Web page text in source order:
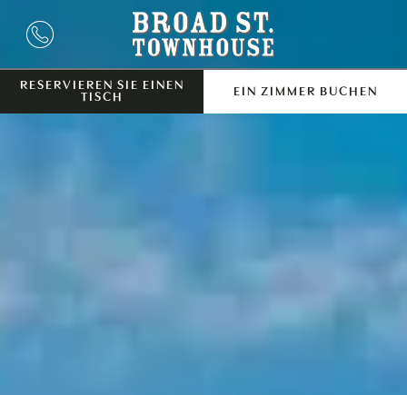
RESERVIEREN SIE EINEN
TISCH
EIN ZIMMER BUCHEN